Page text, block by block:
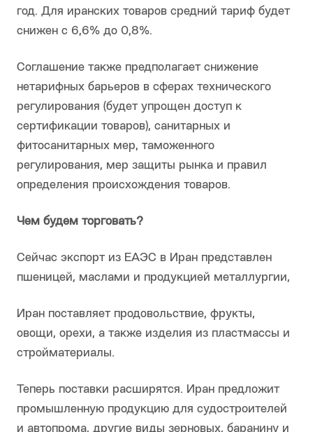
год. Для иранских товаров средний тариф будет
снижен с 6,6% до 0,8%.
Соглашение также предполагает снижение
нетарифных барьеров в сферах технического
регулирования (будет упрощен доступ к
сертификации товаров), санитарных и
фитосанитарных мер, таможенного
регулирования, мер защиты рынка и правил
определения происхождения товаров.
Чем будем торговать?
Сейчас экспорт из ЕАЭС в Иран представлен
пшеницей, маслами и продукцией металлургии,
Иран поставляет продовольствие, фрукты,
овощи, орехи, а также изделия из пластмассы и
стройматериалы.
Теперь поставки расширятся. Иран предложит
промышленную продукцию для судостроителей
и автопрома, другие виды зерновых, баранину и